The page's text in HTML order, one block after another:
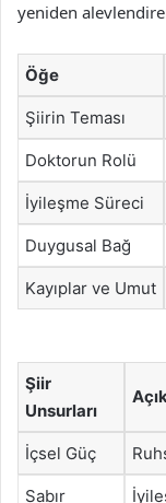
yeniden
Öğe
Şiirin Teması
Doktorun Rolü
İyileşme Süreci
Duygusal Bağ
Kayıplar ve Umut
Şiir
Unsurları
İçsel Güç
Sabır